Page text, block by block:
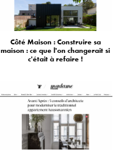
Côté Maison : Construire sa
maison : ce que l'on changerait si
c'était à refaire !